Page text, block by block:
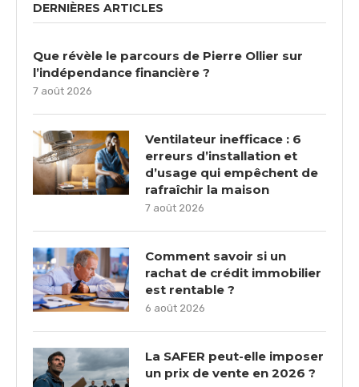
DERNIÈRES ARTICLES
Que révèle le parcours de Pierre Ollier sur
l’indépendance financière ?
7 août 2026
Ventilateur inefficace : 6
erreurs d’installation et
d’usage qui empêchent de
rafraîchir la maison
7 août 2026
Comment savoir si un
rachat de crédit immobilier
est rentable ?
6 août 2026
La SAFER peut-elle imposer
un prix de vente en 2026 ?